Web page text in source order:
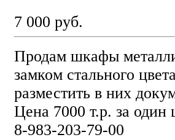
7 000 руб.
Продам шкафы
замком стального
разместить в них
Цена 7000 т.р. за один
8-983-203-79-00